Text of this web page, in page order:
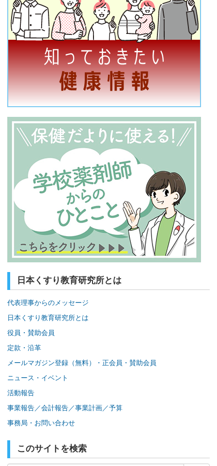
日本くすり教育研究所とは
代表理事からのメッセージ
日本くすり教育研究所とは
役員・賛助会員
定款・沿革
メールマガジン登録（無料）・正会員・賛助会員
ニュース・イベント
活動報告
事業報告／会計報告／事業計画／予算
事務局・お問い合わせ
このサイトを検索